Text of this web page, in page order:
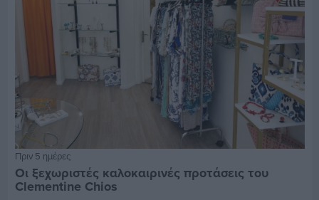
Πριν 5 ημέρες
Οι ξεχωριστές καλοκαιρινές προτάσεις του
Clementine Chios